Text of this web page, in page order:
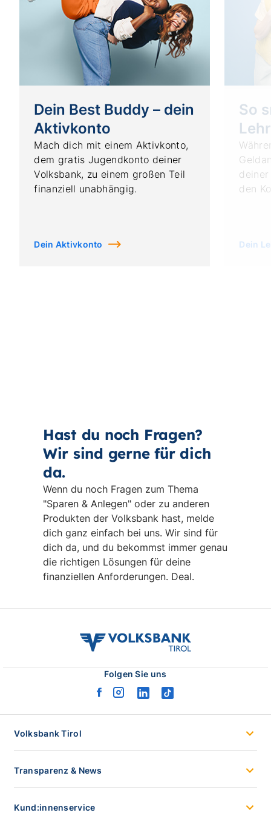
Hast du noch Fragen?
Wir sind gerne für dich
da.
Wenn du noch Fragen zum Thema
"Sparen & Anlegen" oder zu anderen
Produkten der Volksbank hast, melde
dich ganz einfach bei uns. Wir sind für
dich da, und du bekommst immer genau
die richtigen Lösungen für deine
finanziellen Anforderungen. Deal.
volksbank
Folgen Sie uns
facebook
instagram
linkedintiktok
Volksbank Tirol
Transparenz & News
Kund:innenservice